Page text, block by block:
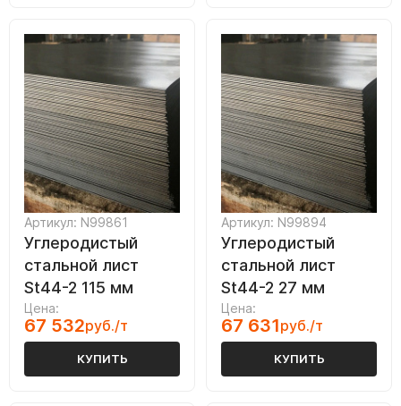
Артикул: N99861
Углеродистый
стальной лист
St44-2 115 мм
Цена:
67 532руб./т
КУПИТЬ
Артикул: N99894
Углеродистый
стальной лист
St44-2 27 мм
Цена:
67 631руб./т
КУПИТЬ